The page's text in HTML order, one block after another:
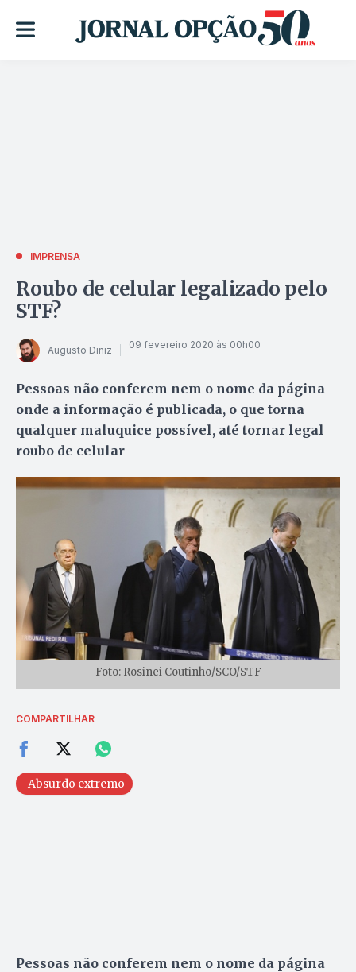
IMPRENSA
Roubo de celular legalizado pelo
STF?
Augusto Diniz 09 fevereiro 2020 às 00h00
Pessoas não conferem nem o nome da página
onde a informação é publicada, o que torna
qualquer maluquice possível, até tornar legal
roubo de celular
Foto: Rosinei Coutinho/SCO/STF
COMPARTILHAR
Absurdo extremo
Pessoas não conferem nem o nome da página